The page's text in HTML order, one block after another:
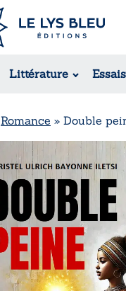
Littérature
Romans
Suspense /
Romance » Double